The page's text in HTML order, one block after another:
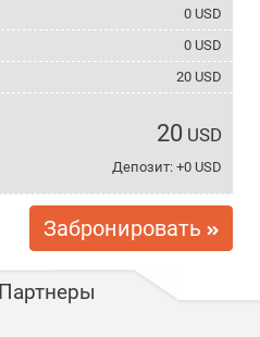
0 USD / В день
2 USD / В день
5 USD / В день
0 USD
0 USD
20 USD
20 USD
Депозит: +0 USD
Забронировать